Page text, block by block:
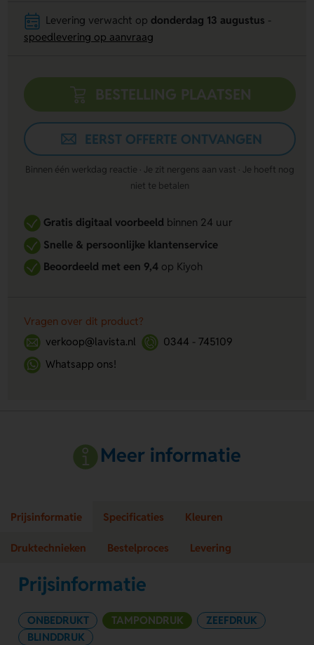
Levering verwacht op donderdag 13 augustus
spoedlevering op aanvraag
BESTELLING PLAATSEN
EERST OFFERTE ONTVANGEN
Binnen één werkdag reactie · Je zit nergens aan vast · Je hoeft nog
niet te betalen
Gratis digitaal voorbeeldbinnen 24 uur
Snelle & persoonlijke klantenservice
Beoordeeld met een 9,4op Kiyoh
Vragen over dit product?
verkoop@lavista.nl
0344 - 745109
Whatsapp ons!
Meer informatie
Prijsinformatie Specificaties Kleuren
Druktechnieken Bestelproces Levering
Prijsinformatie
ONBEDRUKT TAMPONDRUK
ZEEFDRUK
BLINDDRUK